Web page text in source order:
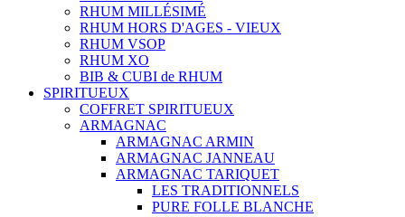
RHUM MILLÉSIMÉ
RHUM HORS D'AGES - VIEUX
RHUM VSOP
RHUM XO
BIB & CUBI de RHUM
SPIRITUEUX
COFFRET SPIRITUEUX
ARMAGNAC
ARMAGNAC ARMIN
ARMAGNAC JANNEAU
ARMAGNAC TARIQUET
LES TRADITIONNELS
PURE FOLLE BLANCHE